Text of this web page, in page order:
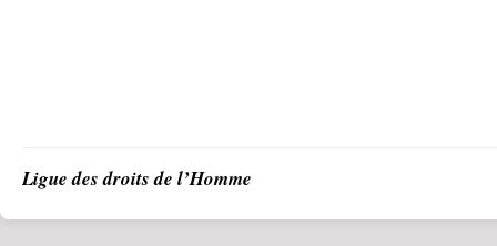
Ligue des droits de l’Homme